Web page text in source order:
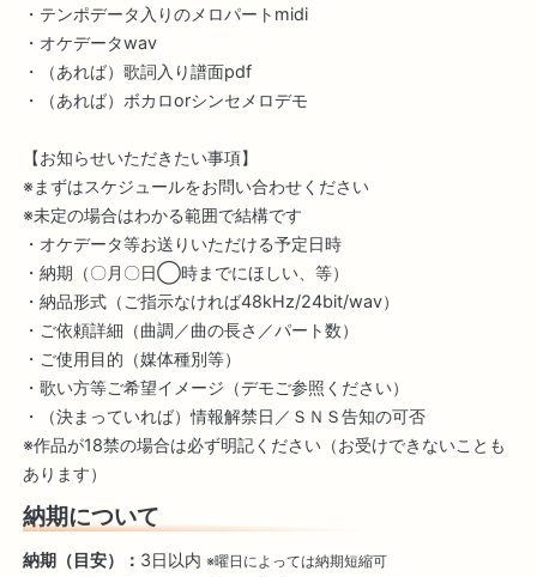
・テンポデータ入りのメロパートmidi
・オケデータwav
・（あれば）歌詞入り譜面pdf
・（あれば）ボカロorシンセメロデモ
【お知らせいただきたい事項】
※まずはスケジュールをお問い合わせください
※未定の場合はわかる範囲で結構です
・オケデータ等お送りいただける予定日時
・納期（〇月〇日◯時までにほしい、等）
・納品形式（ご指示なければ48kHz/24bit/wav）
・ご依頼詳細（曲調／曲の長さ／パート数）
・ご使用目的（媒体種別等）
・歌い方等ご希望イメージ（デモご参照ください）
・（決まっていれば）情報解禁日／ＳＮＳ告知の可否
※作品が18禁の場合は必ず明記ください（お受けできないことも
あります）
納期について
納期（目安）： 3日以内 ※曜日によっては納期短縮可